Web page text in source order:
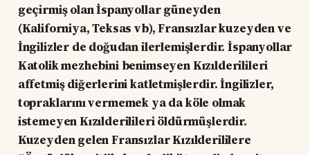
geçirmiş olan İspanyollar güneyden
(Kaliforniya, Teksas vb), Fransızlar kuzeyden ve
İngilizler de doğudan ilerlemişlerdir. İspanyollar
Katolik mezhebini benimseyen Kızılderilileri
affetmiş diğerlerini katletmişlerdir. İngilizler,
topraklarını vermemek ya da köle olmak
istemeyen Kızılderilileri öldürmüşlerdir.
Kuzeyden gelen Fransızlar Kızılderililere